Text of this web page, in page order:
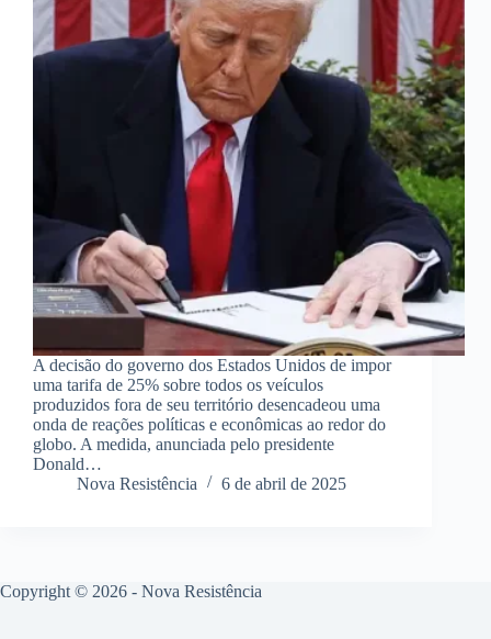
A decisão do governo dos Estados Unidos de impor
uma tarifa de 25% sobre todos os veículos
produzidos fora de seu território desencadeou uma
onda de reações políticas e econômicas ao redor do
globo. A medida, anunciada pelo presidente
Donald…
Nova Resistência
6 de abril de 2025
Copyright © 2026 - Nova Resistência